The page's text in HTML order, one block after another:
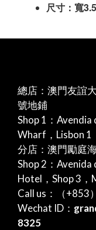
尺寸：寬3.5
總店：澳門友誼
號地鋪
Shop 1：Avendia
Wharf，Lisbon 1
分店：澳門勵庭
Shop 2：
Hotel，Shop 3，
Call us：（+853）
Wechat ID：
8325